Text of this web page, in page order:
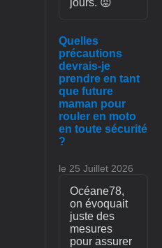
Quelles
précautions
devrais-je
prendre en tant
que future
maman pour
rouler en moto
en toute sécurité
?
le 25 Juillet 2026
Océane78,
on évoquait
juste des
mesures
pour assurer